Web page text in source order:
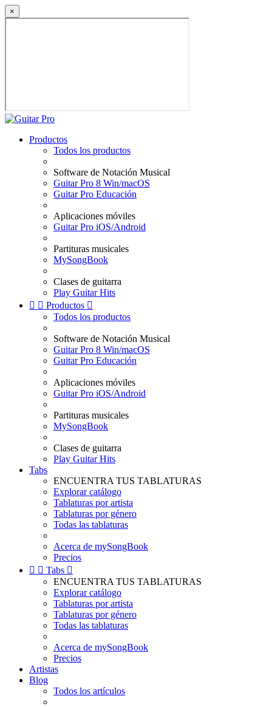
×
Productos
Todos los productos
Software de Notación Musical
Guitar Pro 8 Win/macOS
Guitar Pro Educación
Aplicaciones móviles
Guitar Pro iOS/Android
Partituras musicales
MySongBook
Clases de guitarra
Play Guitar Hits
  Productos 
Todos los productos
Software de Notación Musical
Guitar Pro 8 Win/macOS
Guitar Pro Educación
Aplicaciones móviles
Guitar Pro iOS/Android
Partituras musicales
MySongBook
Clases de guitarra
Play Guitar Hits
Tabs
ENCUENTRA TUS TABLATURAS
Explorar catálogo
Tablaturas por artista
Tablaturas por género
Todas las tablaturas
Acerca de mySongBook
Precios
  Tabs 
ENCUENTRA TUS TABLATURAS
Explorar catálogo
Tablaturas por artista
Tablaturas por género
Todas las tablaturas
Acerca de mySongBook
Precios
Artistas
Blog
Todos los artículos